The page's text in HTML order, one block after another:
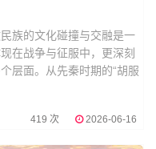
族的文化碰撞与交融是一
在战争与征服中，更深刻
层面。从先秦时期的“胡服
419 次 2026-06-16